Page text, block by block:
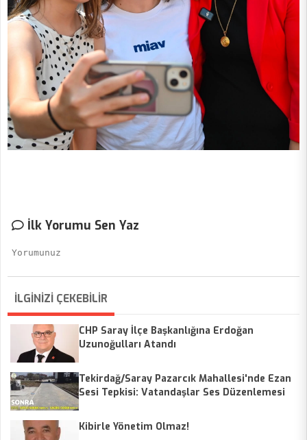
İlk Yorumu Sen Yaz
İLGİNİZİ ÇEKEBİLİR
CHP Saray İlçe Başkanlığına Erdoğan
Uzunoğulları Atandı
Tekirdağ/Saray Pazarcık Mahallesi'nde Ezan
Sesi Tepkisi: Vatandaşlar Ses Düzenlemesi
Kibirle Yönetim Olmaz!